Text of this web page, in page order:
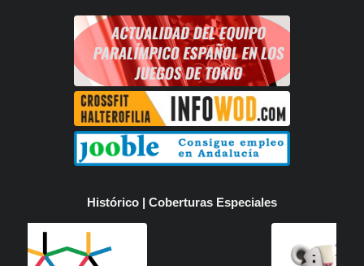
Histórico | Coberturas Especiales